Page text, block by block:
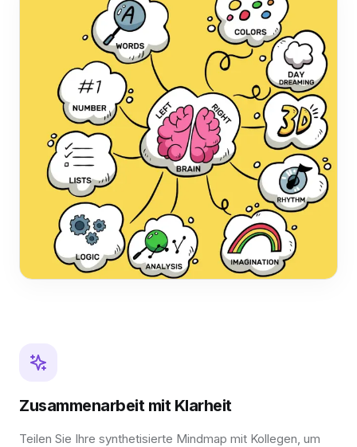
Zusammenarbeit mit Klarheit
Teilen Sie Ihre synthetisierte Mindmap mit Kollegen, um